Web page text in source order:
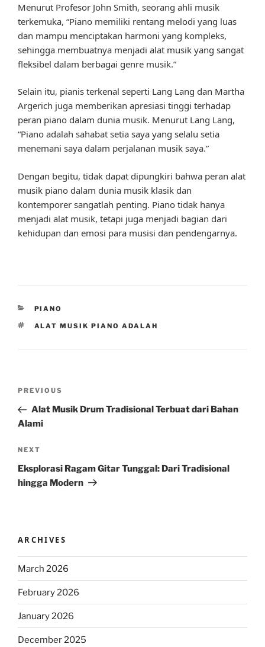
Menurut Profesor John Smith, seorang ahli musik
terkemuka, “Piano memiliki rentang melodi yang luas
dan mampu menciptakan harmoni yang kompleks,
sehingga membuatnya menjadi alat musik yang sangat
fleksibel dalam berbagai genre musik.”
Selain itu, pianis terkenal seperti Lang Lang dan Martha
Argerich juga memberikan apresiasi tinggi terhadap
peran piano dalam dunia musik. Menurut Lang Lang,
“Piano adalah sahabat setia saya yang selalu setia
menemani saya dalam perjalanan musik saya.”
Dengan begitu, tidak dapat dipungkiri bahwa peran alat
musik piano dalam dunia musik klasik dan
kontemporer sangatlah penting. Piano tidak hanya
menjadi alat musik, tetapi juga menjadi bagian dari
kehidupan dan emosi para musisi dan pendengarnya.
CATEGORIES
PIANO
TAGS
ALAT MUSIK PIANO ADALAH
Previous
Post
PREVIOUS
Alat Musik Drum Tradisional Terbuat dari Bahan
Alami
Next
Post
NEXT
Eksplorasi Ragam Gitar Tunggal: Dari Tradisional
hingga Modern
ARCHIVES
March 2026
February 2026
January 2026
December 2025